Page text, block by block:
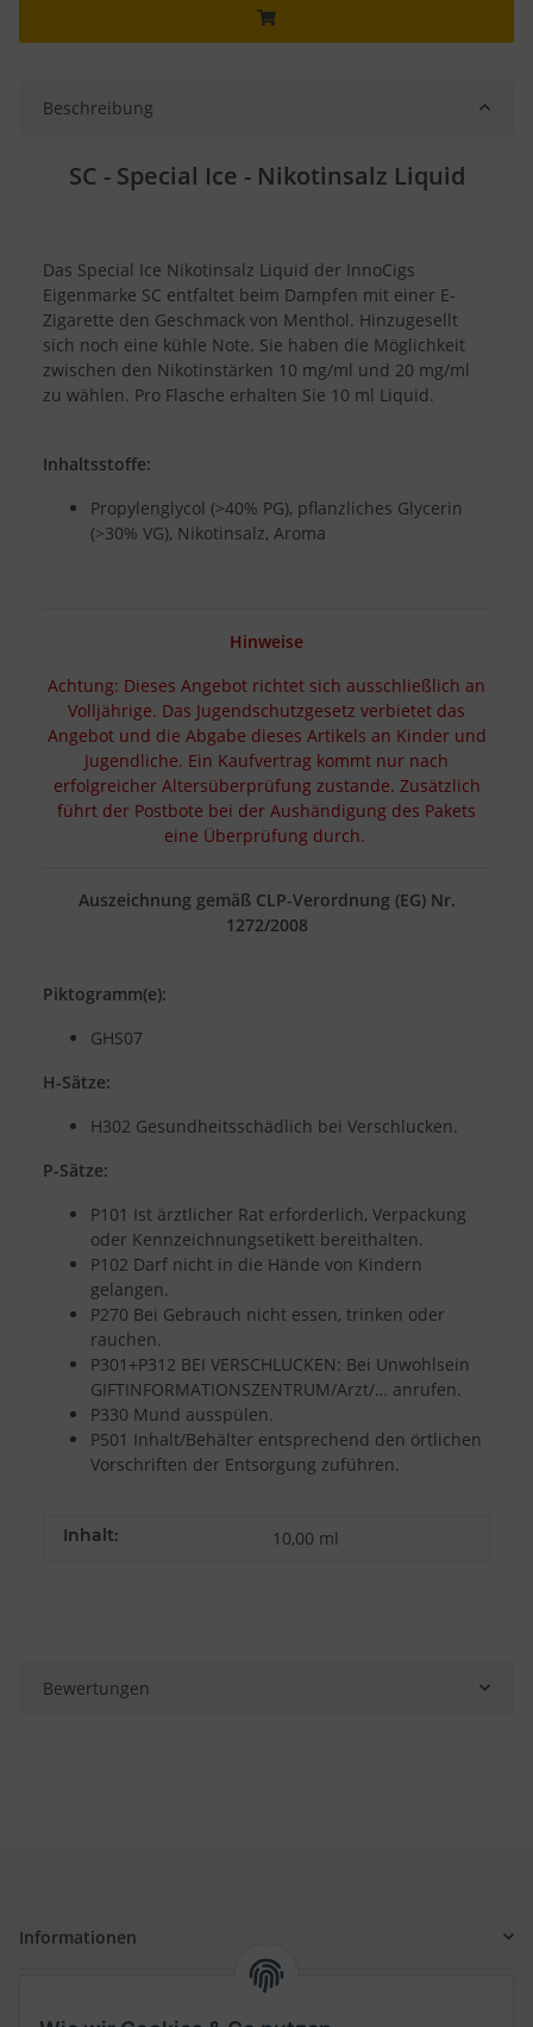
Beschreibung
SC - Special Ice - Nikotinsalz Liquid
Das Special Ice Nikotinsalz Liquid der InnoCigs
Eigenmarke SC entfaltet beim Dampfen mit einer E-
Zigarette den Geschmack von Menthol. Hinzugesellt
sich noch eine kühle Note. Sie haben die Möglichkeit
zwischen den Nikotinstärken 10 mg/ml und 20 mg/ml
zu wählen. Pro Flasche erhalten Sie 10 ml Liquid.
Inhaltsstoffe:
Propylenglycol (>40% PG), pflanzliches Glycerin
(>30% VG), Nikotinsalz, Aroma
Hinweise
Achtung: Dieses Angebot richtet sich ausschließlich an
Volljährige. Das Jugendschutzgesetz verbietet das
Angebot und die Abgabe dieses Artikels an Kinder und
Jugendliche. Ein Kaufvertrag kommt nur nach
erfolgreicher Altersüberprüfung zustande. Zusätzlich
führt der Postbote bei der Aushändigung des Pakets
eine Überprüfung durch.
Auszeichnung gemäß CLP-Verordnung (EG) Nr.
1272/2008
Piktogramm(e):
GHS07
H-Sätze:
H302 Gesundheitsschädlich bei Verschlucken.
P-Sätze:
P101 Ist ärztlicher Rat erforderlich, Verpackung
oder Kennzeichnungsetikett bereithalten.
P102 Darf nicht in die Hände von Kindern
gelangen.
P270 Bei Gebrauch nicht essen, trinken oder
rauchen.
P301+P312 BEI VERSCHLUCKEN: Bei Unwohlsein
GIFTINFORMATIONSZENTRUM/Arzt/… anrufen.
P330 Mund ausspülen.
P501 Inhalt/Behälter entsprechend den örtlichen
Vorschriften der Entsorgung zuführen.
Inhalt: 10,00 ml
Bewertungen
Informationen